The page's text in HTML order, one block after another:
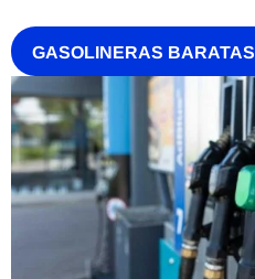
GASOLINERAS BARATAS